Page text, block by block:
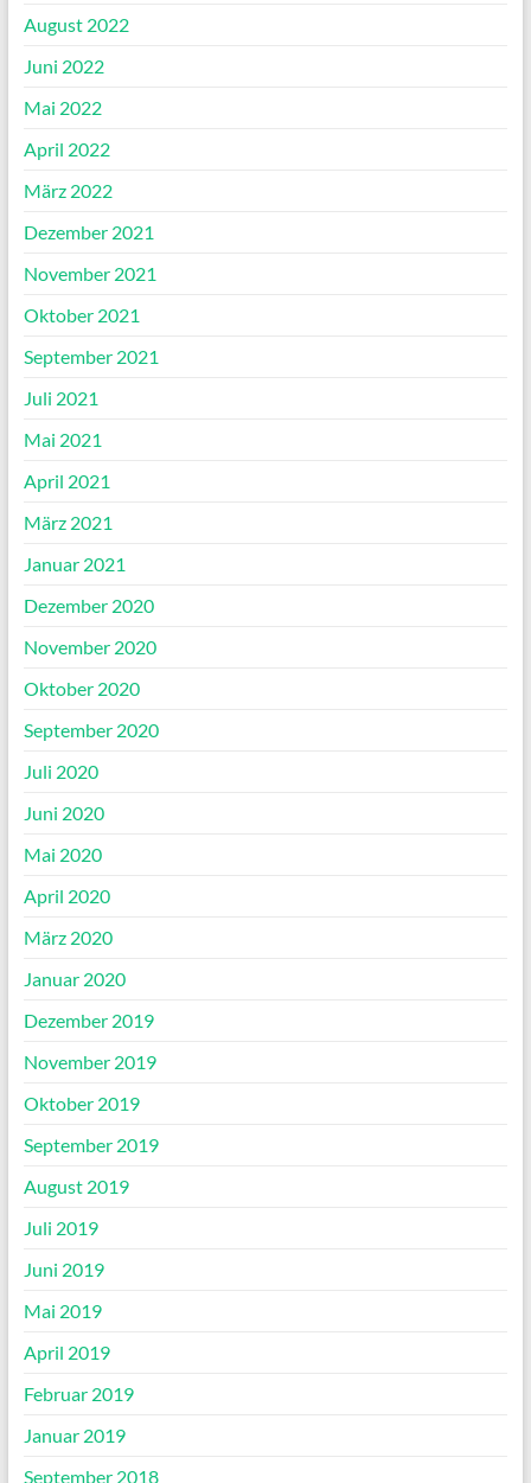
August 2022
Juni 2022
Mai 2022
April 2022
März 2022
Dezember 2021
November 2021
Oktober 2021
September 2021
Juli 2021
Mai 2021
April 2021
März 2021
Januar 2021
Dezember 2020
November 2020
Oktober 2020
September 2020
Juli 2020
Juni 2020
Mai 2020
April 2020
März 2020
Januar 2020
Dezember 2019
November 2019
Oktober 2019
September 2019
August 2019
Juli 2019
Juni 2019
Mai 2019
April 2019
Februar 2019
Januar 2019
September 2018